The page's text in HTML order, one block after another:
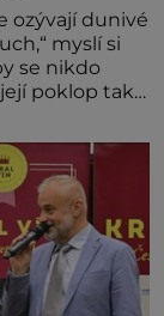
ozývají dunivé
myslí si
se nikdo
poklop tak
o mnoho let